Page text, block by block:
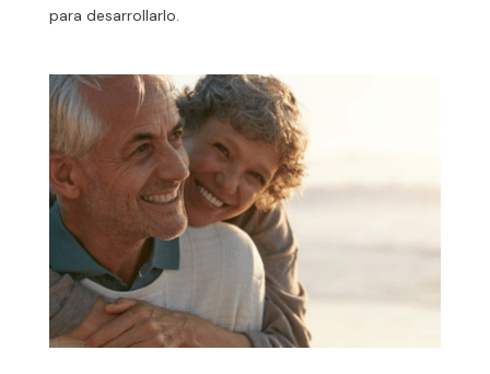
para desarrollarlo.